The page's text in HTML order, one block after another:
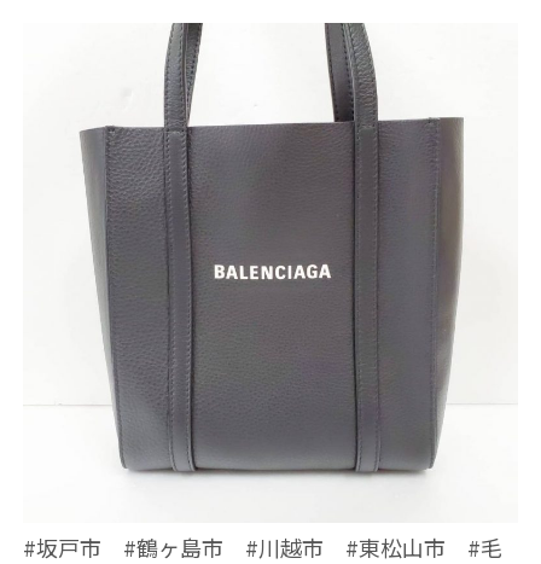
#坂戸市 #鶴ヶ島市 #川越市 #東松山市 #毛